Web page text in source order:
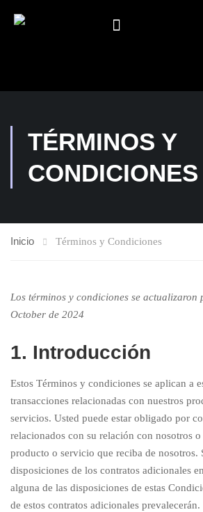
TÉRMINOS Y
CONDICIONES
Inicio Términos y Condiciones
Los términos y condiciones se actualizaron
October de 2024
1. Introducción
Estos Términos y condiciones se aplican a
transacciones relacionadas con nuestros
servicios. Usted puede estar obligado por
relacionados con su relación con nosotros
producto o servicio que reciba de nosotros.
disposiciones de los contratos adicionales
alguna de las disposiciones de estas
de estos contratos adicionales prevalecerán.